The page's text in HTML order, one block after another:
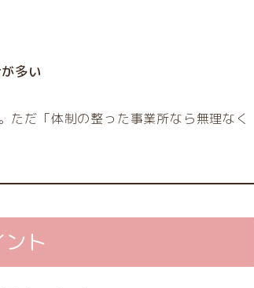
多い
ただ「体制の整った事業所なら無理なく
ト